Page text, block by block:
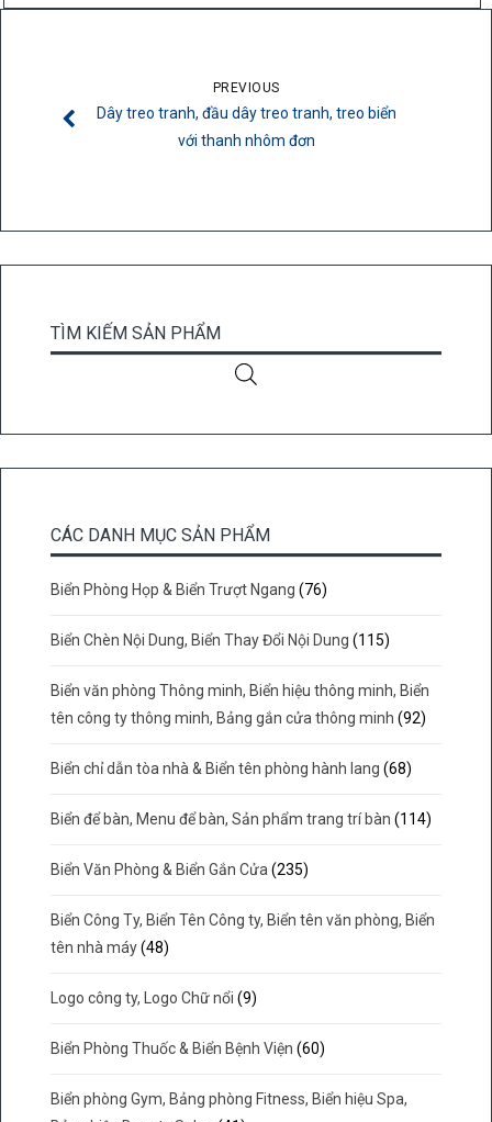
PREVIOUS
Dây treo tranh, đầu dây treo tranh, treo biển
với thanh nhôm đơn
TÌM KIẾM SẢN PHẨM
CÁC DANH MỤC SẢN PHẨM
Biển Phòng Họp & Biển Trượt Ngang (76)
Biển Chèn Nội Dung, Biển Thay Đổi Nội Dung (115)
Biển văn phòng Thông minh, Biển hiệu thông minh, Biển
tên công ty thông minh, Bảng gắn cửa thông minh (92)
Biển chỉ dẫn tòa nhà & Biển tên phòng hành lang (68)
Biển để bàn, Menu để bàn, Sản phẩm trang trí bàn (114)
Biển Văn Phòng & Biển Gắn Cửa (235)
Biển Công Ty, Biển Tên Công ty, Biển tên văn phòng, Biển
tên nhà máy (48)
Logo công ty, Logo Chữ nổi (9)
Biển Phòng Thuốc & Biển Bệnh Viện (60)
Biển phòng Gym, Bảng phòng Fitness, Biển hiệu Spa,